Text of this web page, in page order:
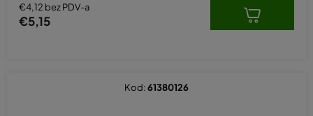
€4,12 bez PDV-a
€5,15
Kod:61380126